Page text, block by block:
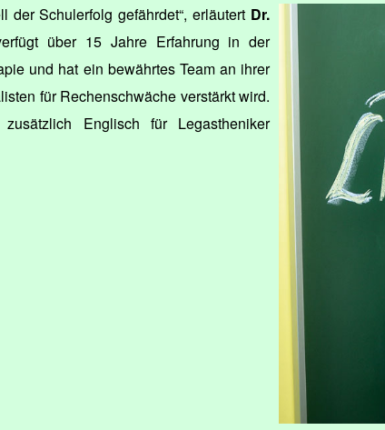
der Schulerfolg gefährdet“, erläutert Dr.
über 15 Jahre Erfahrung in der
und hat ein bewährtes Team an ihrer
für Rechenschwäche verstärkt wird.
Englisch für Legastheniker